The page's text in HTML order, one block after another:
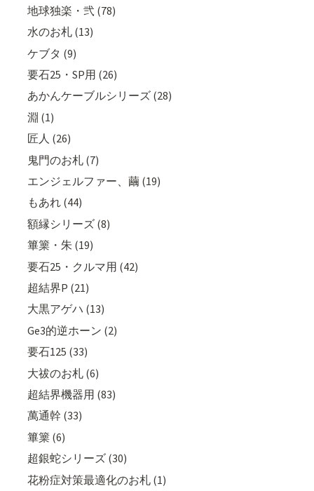
地球独楽・弐 (78)
水のお札 (13)
ケブタ (9)
要石25・SP用 (26)
あかんケーブルシリーズ (28)
淵 (1)
匠人 (26)
鬼門のお札 (7)
エンジェルファー、繭 (19)
もあれ (44)
額縁シリーズ (8)
篳篥・朱 (19)
要石25・クルマ用 (42)
超結界P (21)
大黒アゲハ (13)
Ge3的逆ホーン (2)
要石125 (33)
大祓のお札 (6)
超結界機器用 (83)
萬通幹 (33)
篳篥 (6)
超銀蛇シリーズ (30)
花粉症対策最適化のお札 (1)